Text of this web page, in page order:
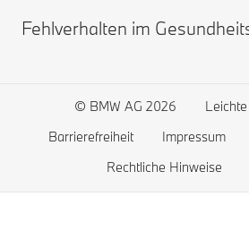
Karriere
Downloads und Links
BMW BKK
Fehlverhalten im
© BMW AG 2026
Barrierefreiheit
Impressum
Rechtliche Hinweise